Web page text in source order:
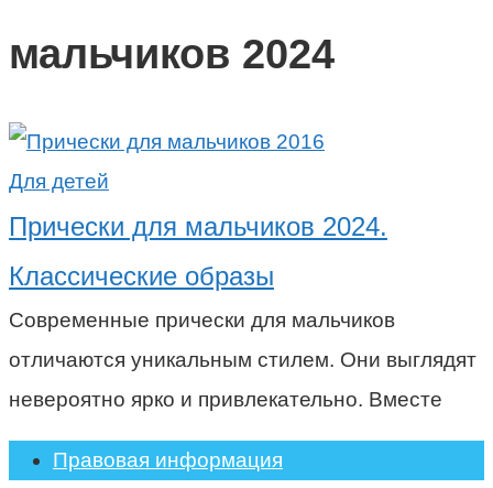
мальчиков 2024
Для детей
Прически для мальчиков 2024.
Классические образы
Современные прически для мальчиков
отличаются уникальным стилем. Они выглядят
невероятно ярко и привлекательно. Вместе
Правовая информация